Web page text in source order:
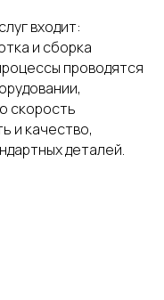
входит:
и сборка
проводятся
скорость
и качество,
деталей.